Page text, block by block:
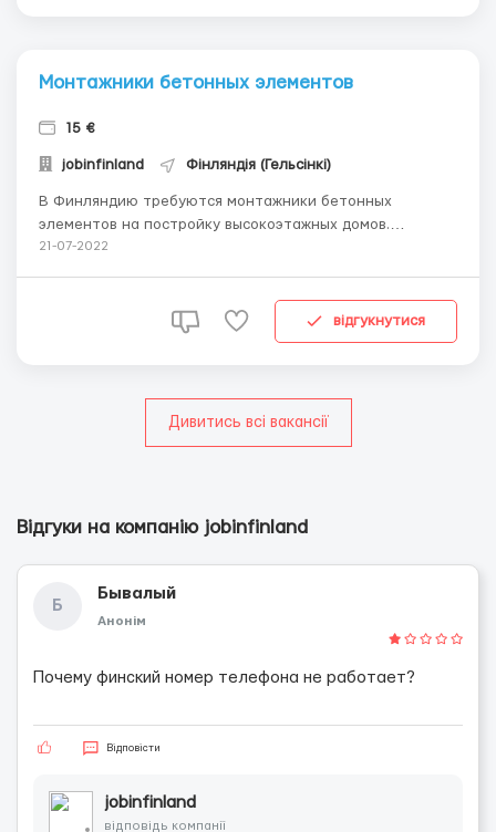
Монтажники бетонных элементов
15 €
jobinfinland Фінляндія (Гельсінкі)
В Финляндию требуются монтажники бетонных
элементов на постройку высокоэтажных домов.
Требования: - опыт работы - гражданство ЕС. Оплата
21-07-2022
відгукнутися
Дивитись всі вакансії
Відгуки на компанію jobinfinland
Б
Бывалый
Анонім
Почему финский номер телефона не работает?
Відповісти
jobinfinland
відповідь компанії